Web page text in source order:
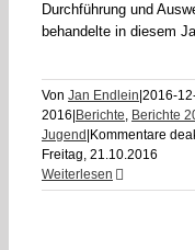
Durchführung und
behandelte in diesem
Von Jan Endlein 2016-
2016 Berichte, Berichte
Jugend Kommentare
Freitag, 21.10.2016
Weiterlesen